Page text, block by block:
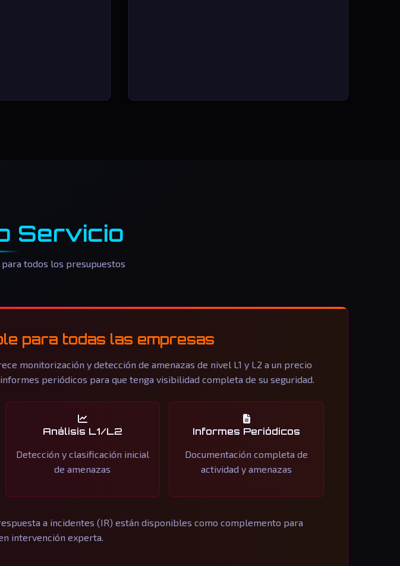
Servicio
todos los presupuestos
para todas las empresas
monitorización y detección de amenazas de nivel L1 y L2 a un precio
periódicos para que tenga visibilidad completa de su seguridad.
Análisis L1/L2
Detección y clasificación inicial
de amenazas
Informes Periódicos
Documentación completa de
actividad y amenazas
a incidentes (IR) están disponibles como complemento para
intervención experta.